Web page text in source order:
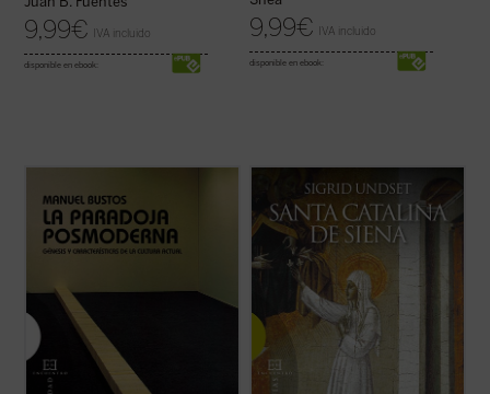
9,99€ IVA incluido
disponible en ebook:
9,99€ IVA incluido
disponible en ebook:
debe entenderse como la crisis de los
mismos principios que alumbraron la
cultura moderna y cuajaron en la
Ilustración, aunque sea al mismo tiempo
tributaría de ellos, pues sin los mismos no
«De tiempo en tiempo se ha discutido [...]
qué ha hecho el Cristianismo por la mujer.
Qué sitio ha ocupado la mujer en el seno de
la familia y en la sociedad dentro de los
pueblos que profesaron la religión de
Cristo. Cómo era considerada la ...
ficha)